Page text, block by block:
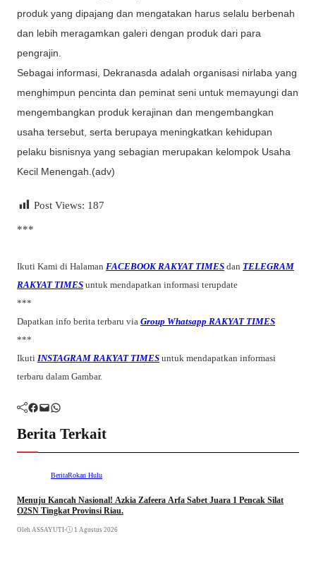
produk yang dipajang dan mengatakan harus selalu berbenah
dan lebih meragamkan galeri dengan produk dari para
pengrajin.
Sebagai informasi, Dekranasda adalah organisasi nirlaba yang
menghimpun pencinta dan peminat seni untuk memayungi dan
mengembangkan produk kerajinan dan mengembangkan
usaha tersebut, serta berupaya meningkatkan kehidupan
pelaku bisnisnya yang sebagian merupakan kelompok Usaha
Kecil Menengah.(adv)
Post Views: 187
***
Ikuti Kami di Halaman FACEBOOK RAKYAT TIMES dan TELEGRAM
RAKYAT TIMES untuk mendapatkan informasi terupdate
***
Dapatkan info berita terbaru via Group Whatsapp RAKYAT TIMES
***
Ikuti INSTAGRAM RAKYAT TIMES untuk mendapatkan informasi
terbaru dalam Gambar.
Facebook Mail WhatsApp
Berita Terkait
BeritaRokan Hulu
Menuju Kancah Nasional! Azkia Zafeera Arfa Sabet Juara 1 Pencak Silat
O2SN Tingkat Provinsi Riau.
Oleh ASSAYUTI• 1 Agustus 2026